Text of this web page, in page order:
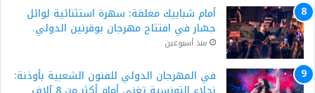
أمام شبابيك مغلقة: سهرة استثنائية لوائل
جسّار في افتتاح مهرجان بوقرنين الدولي.
منذ أسبوعين
في المهرجان الدولي للفنون الشعبية بأوذنة: